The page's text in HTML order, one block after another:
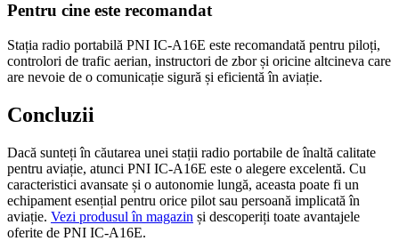
Pentru cine este recomandat
Stația radio portabilă PNI IC-A16E este recomandată pentru piloți,
controlori de trafic aerian, instructori de zbor și oricine altcineva care
are nevoie de o comunicație sigură și eficientă în aviație.
Concluzii
Dacă sunteți în căutarea unei stații radio portabile de înaltă calitate
pentru aviație, atunci PNI IC-A16E este o alegere excelentă. Cu
caracteristici avansate și o autonomie lungă, aceasta poate fi un
echipament esențial pentru orice pilot sau persoană implicată în
aviație. Vezi produsul în magazin și descoperiți toate avantajele
oferite de PNI IC-A16E.